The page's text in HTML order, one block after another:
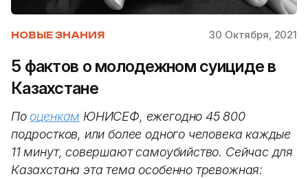
НОВЫЕ ЗНАНИЯ 30 Октября, 2021
5 фактов о молодежном суициде в
Казахстане
Пооценкам ЮНИСЕФ, ежегодно 45 800
подростков, или более одного человека каждые
11 минут, совершают самоубийство. Сейчас для
Казахстана эта тема особенно тревожная: